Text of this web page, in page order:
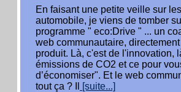
En faisant une petite veille sur
automobile, je viens de tomber
programme " eco:Drive " ... un
web communautaire,
produit. Là, c'est de l'innovation,
émissions de CO2 et ce pour
d’économiser". Et le web
tout ça ? Il
[suite...]